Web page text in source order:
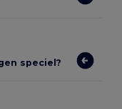
speciel?